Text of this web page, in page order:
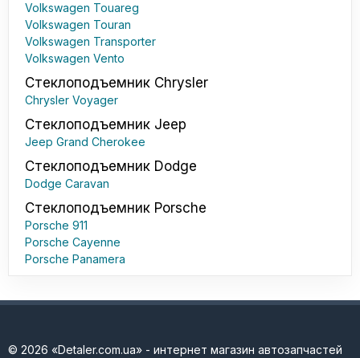
Volkswagen Touareg
Volkswagen Touran
Volkswagen Transporter
Volkswagen Vento
Стеклоподъемник Chrysler
Chrysler Voyager
Стеклоподъемник Jeep
Jeep Grand Cherokee
Стеклоподъемник Dodge
Dodge Caravan
Стеклоподъемник Porsche
Porsche 911
Porsche Cayenne
Porsche Panamera
© 2026 «Detaler.com.ua» - интернет магазин автозапчастей